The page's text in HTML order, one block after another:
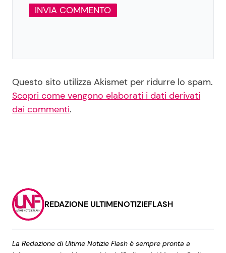
Questo sito utilizza Akismet per ridurre lo spam.
Scopri come vengono elaborati i dati derivati
dai commenti.
REDAZIONE ULTIMENOTIZIEFLASH
La Redazione di Ultime Notizie Flash è sempre pronta a